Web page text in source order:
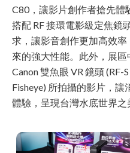
C80，讓影片創作者搶先體
搭配 RF 接環電影級定焦鏡
求，讓影音創作更加高效
來的強大性能。此外，展
Canon 雙魚眼 VR 鏡頭 (RF-
Fisheye) 所拍攝的影片，
體驗，呈現台灣水底世界之